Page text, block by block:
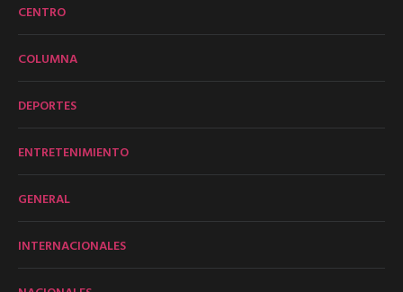
CENTRO
COLUMNA
DEPORTES
ENTRETENIMIENTO
GENERAL
INTERNACIONALES